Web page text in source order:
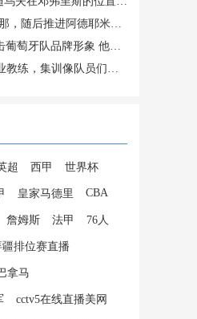
进阿德耶米、小蜘蛛转会
品牌形象 他价值远超全队
集训像队员们难得的假期
超 西甲 世界杯
皇家马德里 CBA
詹姆斯 法甲 76人
排位赛直播
拿马
cctv5在线直播美网